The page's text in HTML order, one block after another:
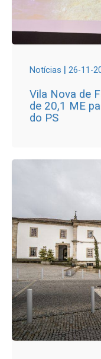
Notícias | 26-11-
Vila Nova de
de 20,1 ME
do PS